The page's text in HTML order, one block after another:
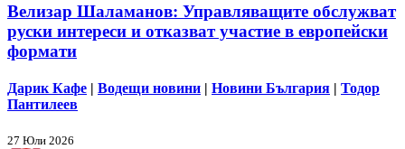
Велизар Шаламанов: Управляващите обслужват
руски интереси и отказват участие в европейски
формати
Дарик Кафе | Водещи новини | Новини България | Тодор
Пантилеев
27 Юли 2026